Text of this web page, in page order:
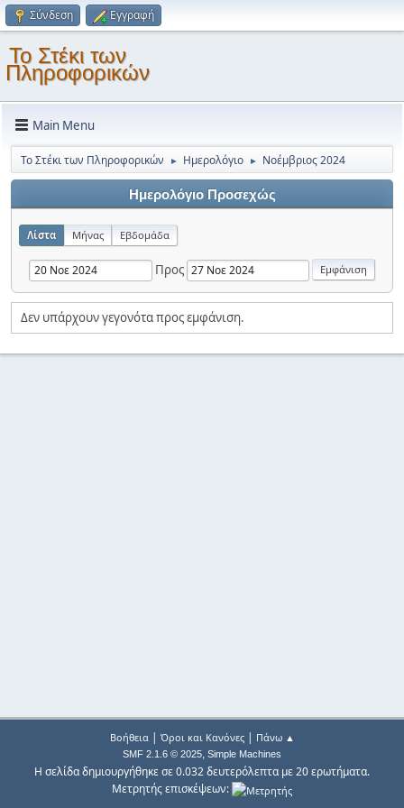
Σύνδεση Εγγραφή
Το Στέκι των
Πληροφορικών
Main Menu
Το Στέκι των Πληροφορικών ► Ημερολόγιο ► Νοέμβριος 2024
Ημερολόγιο Προσεχώς
Λίστα Μήνας Εβδομάδα
Προς
Δεν υπάρχουν γεγονότα προς εμφάνιση.
Βοήθεια| Όροι και Κανόνες| Πάνω ▲
SMF 2.1.6 © 2025, Simple Machines
Η σελίδα δημιουργήθηκε σε 0.032 δευτερόλεπτα με 20 ερωτήματα.
Μετρητής επισκέψεων: